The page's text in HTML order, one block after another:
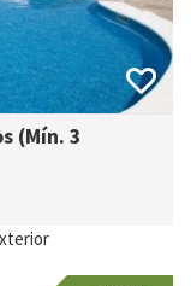
(Mín. 3